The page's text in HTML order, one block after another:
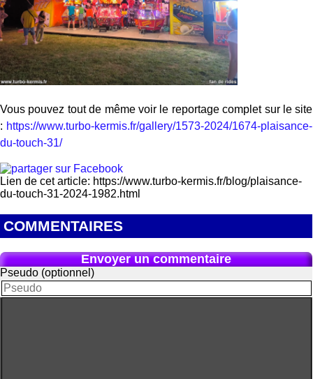
Vous pouvez tout de même voir le reportage complet sur le site
: https://www.turbo-kermis.fr/gallery/1573-2024/1674-plaisance-
du-touch-31/
Lien de cet article: https://www.turbo-kermis.fr/blog/plaisance-
du-touch-31-2024-1982.html
COMMENTAIRES
Envoyer un commentaire
Pseudo (optionnel)